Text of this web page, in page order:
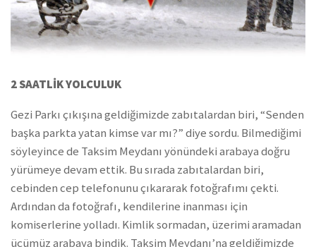
2 SAATLİK YOLCULUK
Gezi Parkı çıkışına geldiğimizde zabıtalardan biri, “Senden
başka parkta yatan kimse var mı?” diye sordu. Bilmediğimi
söyleyince de Taksim Meydanı yönündeki arabaya doğru
yürümeye devam ettik. Bu sırada zabıtalardan biri,
cebinden cep telefonunu çıkararak fotoğrafımı çekti.
Ardından da fotoğrafı, kendilerine inanması için
komiserlerine yolladı. Kimlik sormadan, üzerimi aramadan
üçümüz arabaya bindik. Taksim Meydanı’na geldiğimizde